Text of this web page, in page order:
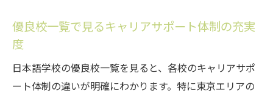
優良校一覧で見るキャリアサポート体制の充実
度
日本語学校の優良校一覧を見ると、各校のキャリアサポ
ート体制の違いが明確にわかります。特に東京エリアの